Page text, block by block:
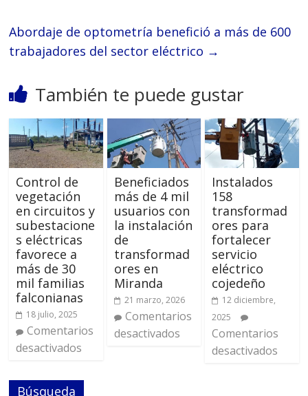
Abordaje de optometría benefició a más de 600
trabajadores del sector eléctrico →
También te puede gustar
Control de
vegetación
en circuitos y
subestacione
s eléctricas
favorece a
más de 30
mil familias
falconianas
18 julio, 2025
Comentarios
desactivados
Beneficiados
más de 4 mil
usuarios con
la instalación
de
transformad
ores en
Miranda
21 marzo, 2026
Comentarios
desactivados
Instalados
158
transformad
ores para
fortalecer
servicio
eléctrico
cojedeño
12 diciembre,
2025
Comentarios
desactivados
Búsqueda